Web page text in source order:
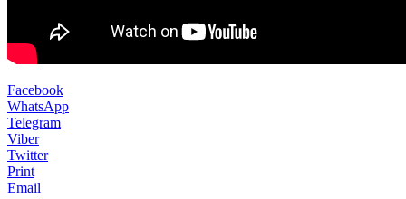
Facebook
WhatsApp
Telegram
Viber
Twitter
Print
Email